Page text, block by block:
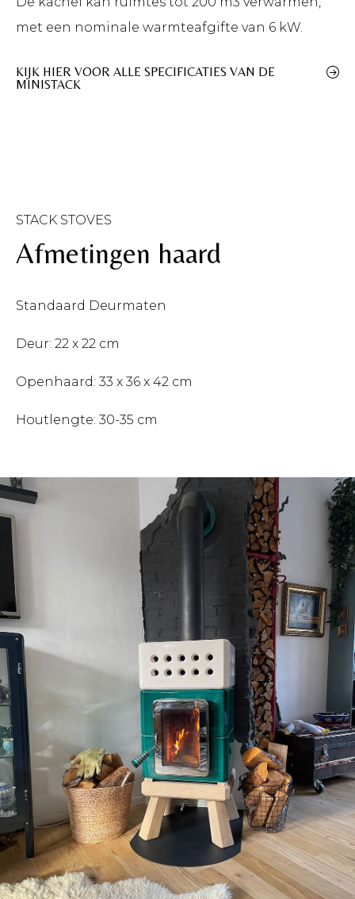
met een nominale warmteafgifte van 6 kW.
KIJK HIER VOOR ALLE SPECIFICATIES VAN DE
MINISTACK
STACK STOVES
Afmetingen haard
Standaard Deurmaten
Deur: 22 x 22 cm
Openhaard: 33 x 36 x 42 cm
Houtlengte: 30-35 cm